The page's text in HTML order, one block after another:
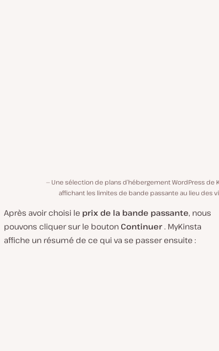
Une sélection de plans d’hébergement WordPress de
affichant les limites de bande passante au lieu des
Après avoir choisi le prix de la bande passante, nous
pouvons cliquer sur le bouton Continuer. MyKinsta
affiche un résumé de ce qui va se passer ensuite :